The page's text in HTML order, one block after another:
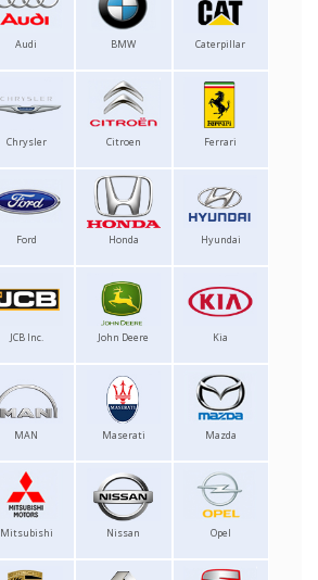
Audi BMW Caterpillar
Chrysler Citroen Ferrari
Ford Honda Hyundai
JCB Inc. John Deere Kia
MAN Maserati Mazda
Mitsubishi Nissan Opel